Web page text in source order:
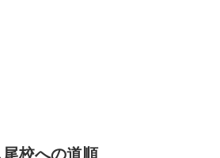
尾校への道順